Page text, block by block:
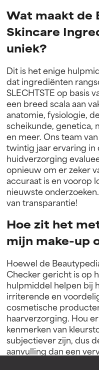
Wat maakt de
Skincare
uniek?
Dit is het enige
dat ingrediënten
SLECHTSTE op basis
een breed scala aan
anatomie, fysiologie,
scheikunde, genetica,
en meer. Ons team
twintig jaar ervaring in
huidverzorging
opnieuw om er zeker
accuraat is en voorop
nieuwste
van transparantie!
Hoe zit het
mijn make-up
Hoewel de
Checker gericht is op
hulpmiddel helpen bij
irriterende en
cosmetische
haarverzorging. Hou
kenmerken van
subjectiever zijn, dus
aanvulling dan een
andere bronnen,